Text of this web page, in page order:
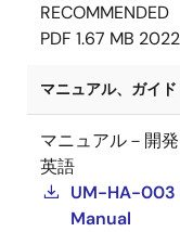
RECOMMENDED
PDF 1.67 MB
マニュアル、ガイ
マニュアル－開
英語
UM-HA-003
Manual